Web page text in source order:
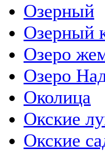
Озерный
Озерный
Озеро
Озеро
Околица
Окские
Окские